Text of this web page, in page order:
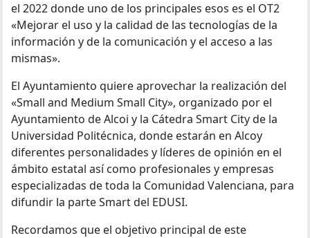
el 2022 donde uno de los principales esos es el OT2
«Mejorar el uso y la calidad de las tecnologías de la
información y de la comunicación y el acceso a las
mismas».
El Ayuntamiento quiere aprovechar la realización del
«Small and Medium Small City», organizado por el
Ayuntamiento de Alcoi y la Cátedra Smart City de la
Universidad Politécnica, donde estarán en Alcoy
diferentes personalidades y líderes de opinión en el
ámbito estatal así como profesionales y empresas
especializadas de toda la Comunidad Valenciana, para
difundir la parte Smart del EDUSI.
Recordamos que el objetivo principal de este